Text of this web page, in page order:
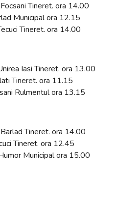
Tineret. ora 14.00
Municipal ora 12.15
Tineret. ora 14.00
Iasi Tineret. ora 13.00
Tineret. ora 11.15
Rulmentul ora 13.15
Tineret. ora 14.00
Tineret. ora 12.45
Municipal ora 15.00